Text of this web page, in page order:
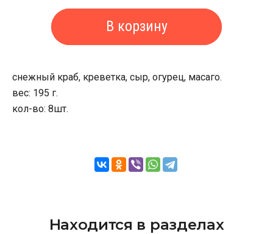
В корзину
снежный краб, креветка, сыр, огурец, масаго.
вес: 195 г.
кол-во: 8шт.
Находится в разделах